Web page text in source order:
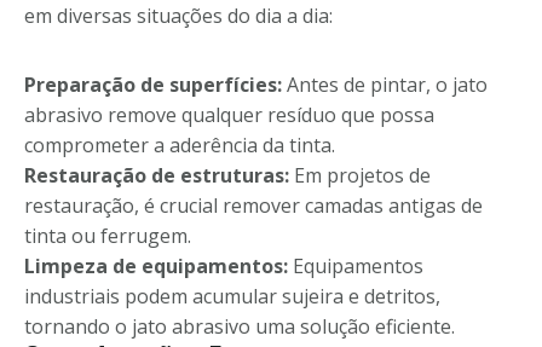
em diversas situações do dia a dia:
Preparação de superfícies:Antes de pintar, o jato
abrasivo remove qualquer resíduo que possa
comprometer a aderência da tinta.
Restauração de estruturas: Em projetos de
restauração, é crucial remover camadas antigas de
tinta ou ferrugem.
Limpeza de equipamentos: Equipamentos
industriais podem acumular sujeira e detritos,
tornando o jato abrasivo uma solução eficiente.